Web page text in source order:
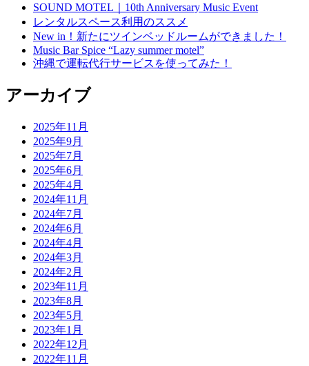
SOUND MOTEL｜10th Anniversary Music Event
レンタルスペース利用のススメ
New in！新たにツインベッドルームができました！
Music Bar Spice “Lazy summer motel”
沖縄で運転代行サービスを使ってみた！
アーカイブ
2025年11月
2025年9月
2025年7月
2025年6月
2025年4月
2024年11月
2024年7月
2024年6月
2024年4月
2024年3月
2024年2月
2023年11月
2023年8月
2023年5月
2023年1月
2022年12月
2022年11月